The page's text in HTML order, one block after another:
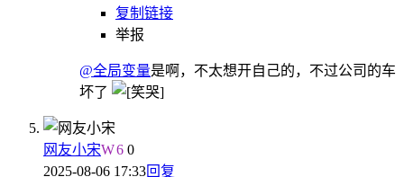
复制链接
举报
@全局变量是啊，不太想开自己的，不过公司的车
坏了
网友小宋W6 0
2025-08-06 17:33回复